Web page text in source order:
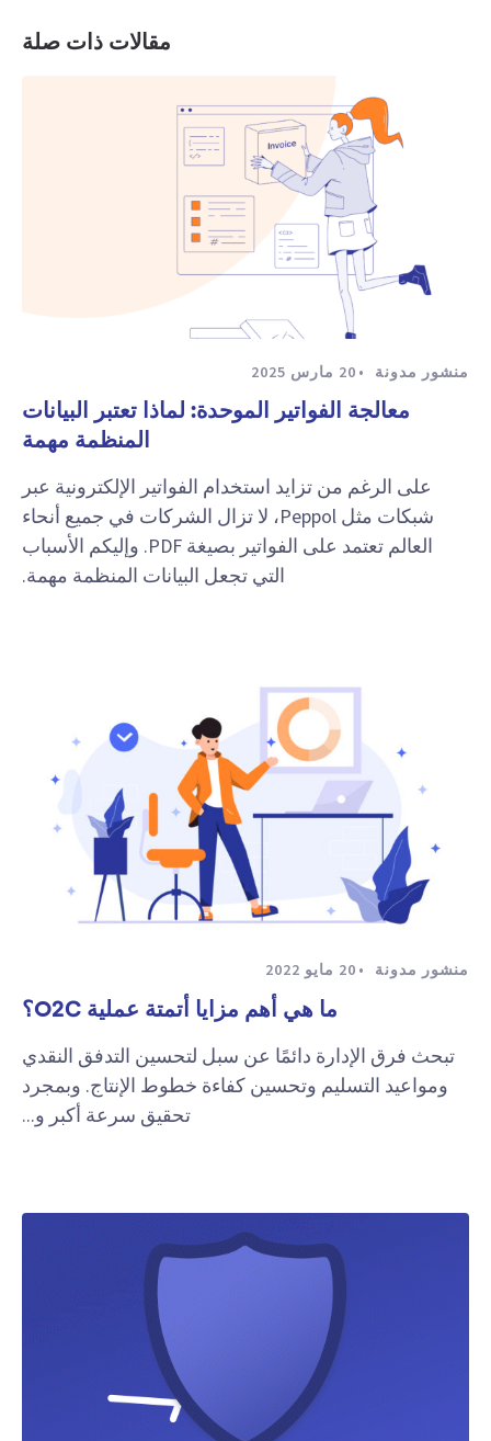
مقالات ذات صلة
منشور مدونة 20 مارس 2025
معالجة الفواتير الموحدة: لماذا تعتبر البيانات
المنظمة مهمة
على الرغم من تزايد استخدام الفواتير الإلكترونية عبر
شبكات مثل Peppol، لا تزال الشركات في جميع أنحاء
العالم تعتمد على الفواتير بصيغة PDF. وإليكم الأسباب
التي تجعل البيانات المنظمة مهمة.
منشور مدونة 20 مايو 2022
ما هي أهم مزايا أتمتة عملية O2C؟
تبحث فرق الإدارة دائمًا عن سبل لتحسين التدفق النقدي
ومواعيد التسليم وتحسين كفاءة خطوط الإنتاج. وبمجرد
تحقيق سرعة أكبر و...